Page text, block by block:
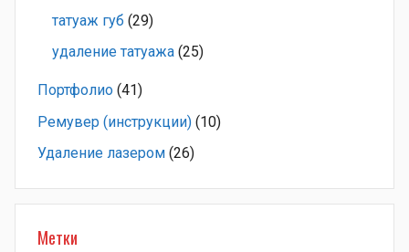
татуаж губ (29)
удаление татуажа (25)
Портфолио (41)
Ремувер (инструкции) (10)
Удаление лазером (26)
Метки